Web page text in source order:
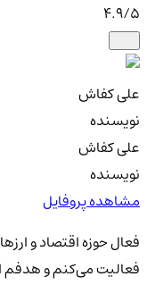
4.9/5
علی کفاش
نویسنده
علی کفاش
نویسنده
مشاهده پروفایل
فعال حوزه اقتصاد و
فعالیت می‌کنم و هدفم